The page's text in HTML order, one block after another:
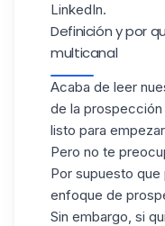
LinkedIn.
Definición y por
multicanal
Acaba de leer
de la
listo para
Pero no te
Por supuesto
enfoque de
Sin embargo, si